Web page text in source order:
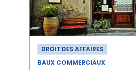
DROIT DES AFFAIRES
BAUX COMMERCIAUX